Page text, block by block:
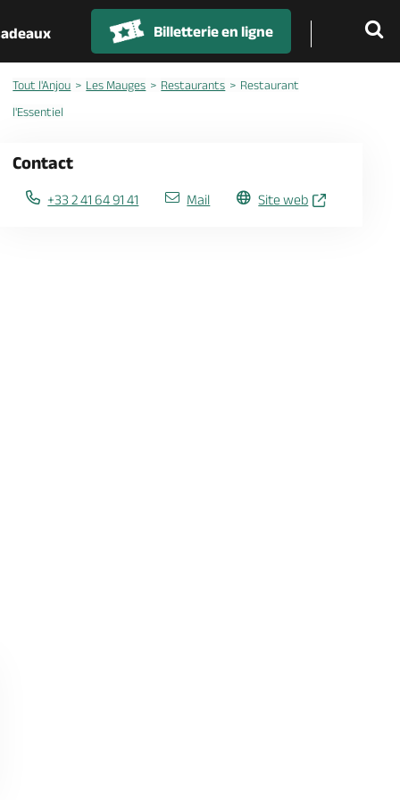
Billetterie en ligne
Tout l'Anjou Les Mauges Restaurants
Restaurant
l'Essentiel
Contact
+33 2 41 64 91 41 Mail Site web